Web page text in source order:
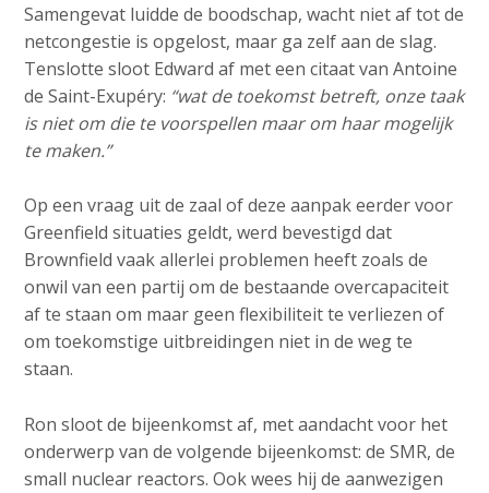
Samengevat luidde de boodschap, wacht niet af tot de
netcongestie is opgelost, maar ga zelf aan de slag.
Tenslotte sloot Edward af met een citaat van Antoine
de Saint-Exupéry: “wat de toekomst betreft, onze taak
is niet om die te voorspellen maar om haar mogelijk
te maken.”
Op een vraag uit de zaal of deze aanpak eerder voor
Greenfield situaties geldt, werd bevestigd dat
Brownfield vaak allerlei problemen heeft zoals de
onwil van een partij om de bestaande overcapaciteit
af te staan om maar geen flexibiliteit te verliezen of
om toekomstige uitbreidingen niet in de weg te
staan.
Ron sloot de bijeenkomst af, met aandacht voor het
onderwerp van de volgende bijeenkomst: de SMR, de
small nuclear reactors. Ook wees hij de aanwezigen